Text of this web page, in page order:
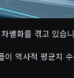
별화를 겪고 있습
역사적 평균치